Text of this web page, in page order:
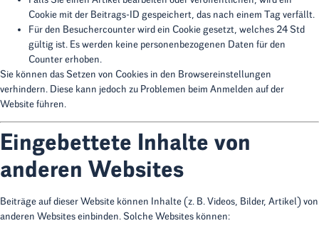
Cookie mit der Beitrags-ID gespeichert, das nach einem Tag verfällt.
Für den Besuchercounter wird ein Cookie gesetzt, welches 24 Std
gültig ist. Es werden keine personenbezogenen Daten für den
Counter erhoben.
Sie können das Setzen von Cookies in den Browsereinstellungen
verhindern. Diese kann jedoch zu Problemen beim Anmelden auf der
Website führen.
Eingebettete Inhalte von
anderen Websites
Beiträge auf dieser Website können Inhalte (z. B. Videos, Bilder, Artikel) von
anderen Websites einbinden. Solche Websites können: